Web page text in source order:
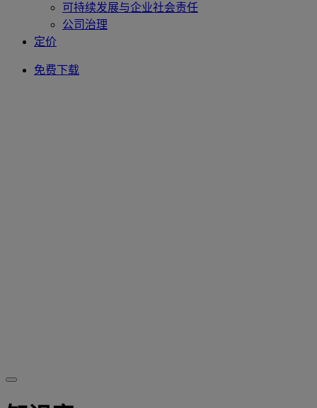
可持续发展与企业社会责任
公司治理
定价
免费下载